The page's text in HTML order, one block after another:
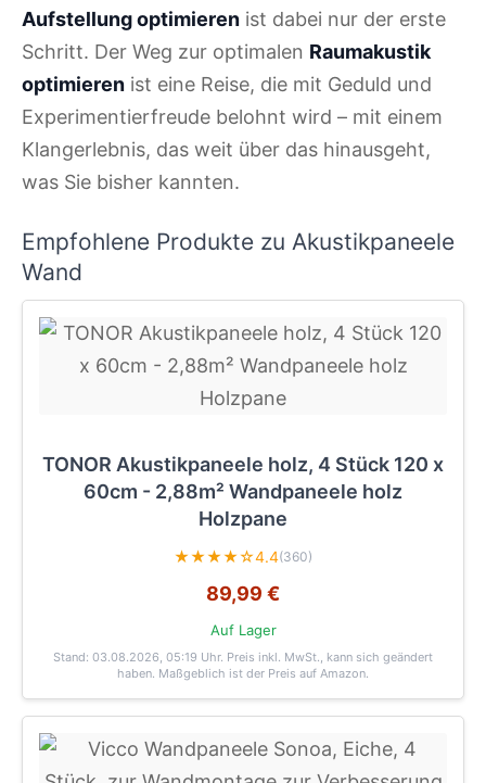
Aufstellung optimieren ist dabei nur der erste
Schritt. Der Weg zur optimalen Raumakustik
optimieren ist eine Reise, die mit Geduld und
Experimentierfreude belohnt wird – mit einem
Klangerlebnis, das weit über das hinausgeht,
was Sie bisher kannten.
Empfohlene Produkte zu Akustikpaneele
Wand
TONOR Akustikpaneele holz, 4 Stück 120 x
60cm - 2,88m² Wandpaneele holz
Holzpane
★★★★☆4.4(360)
89,99 €
Auf Lager
Stand: 03.08.2026, 05:19 Uhr. Preis inkl. MwSt., kann sich geändert
haben. Maßgeblich ist der Preis auf Amazon.